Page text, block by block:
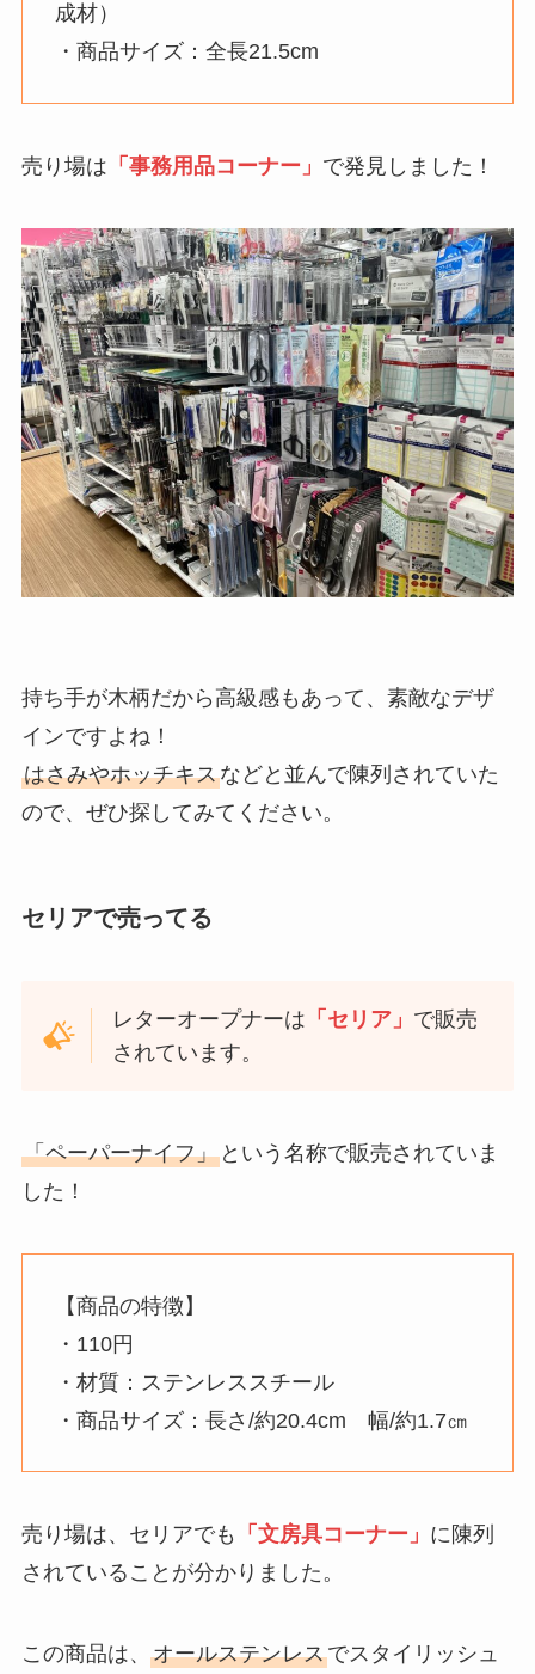
成材）
・商品サイズ：全長21.5cm
売り場は 「事務用品コーナー」 で発見しました！
持ち手が木柄だから高級感もあって、素敵なデザ
インですよね！
はさみやホッチキスなどと並んで陳列されていた
ので、ぜひ探してみてください。
セリアで売ってる
レターオープナーは 「セリア」 で販売
されています。
「ペーパーナイフ」という名称で販売されていま
した！
【商品の特徴】
・110円
・材質：ステンレススチール
・商品サイズ：長さ/約20.4cm 幅/約1.7㎝
売り場は、セリアでも 「文房具コーナー」 に陳列
されていることが分かりました。
この商品は、 オールステンレスでスタイリッシュ